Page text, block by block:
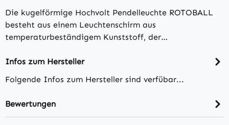
Die kugelförmige Hochvolt Pendelleuchte ROTOBALL
besteht aus einem Leuchtenschirm aus
temperaturbeständigem Kunststoff, der…
Infos zum Hersteller
Folgende Infos zum Hersteller sind verfübar...
Bewertungen